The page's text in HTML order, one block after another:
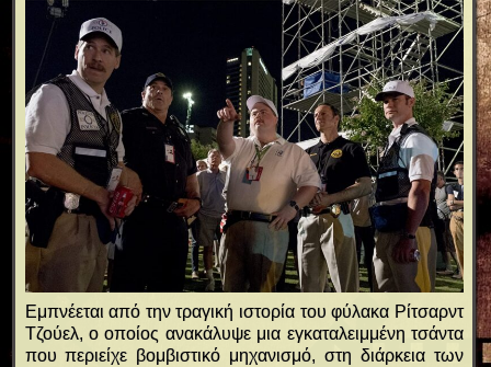
Εμπνέεται από την τραγική ιστορία του φύλακα Ρίτσαρντ
Τζούελ, ο οποίος ανακάλυψε μια εγκαταλειμμένη τσάντα
που περιείχε βομβιστικό μηχανισμό, στη διάρκεια των